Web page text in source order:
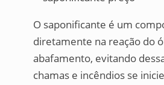
O saponificante é um
diretamente na reação do
abafamento, evitando
chamas e incêndios se